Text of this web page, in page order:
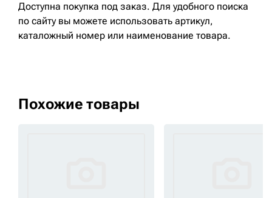
Доступна покупка под заказ. Для удобного поиска
по сайту вы можете использовать артикул,
каталожный номер или наименование товара.
Похожие товары